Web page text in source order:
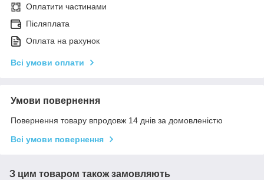
Оплатити частинами
Післяплата
Оплата на рахунок
Всі умови оплати
Умови повернення
Повернення товару впродовж 14 днів за домовленістю
Всі умови повернення
З цим товаром також замовляють